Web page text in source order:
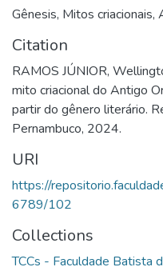
Gênesis, Mitos criacionais,
Citation
RAMOS JÚNIOR,
mito criacional do Antigo
partir do gênero literário.
Pernambuco, 2024.
URI
https://
6789/102
Collections
TCCs - Faculdade Batista